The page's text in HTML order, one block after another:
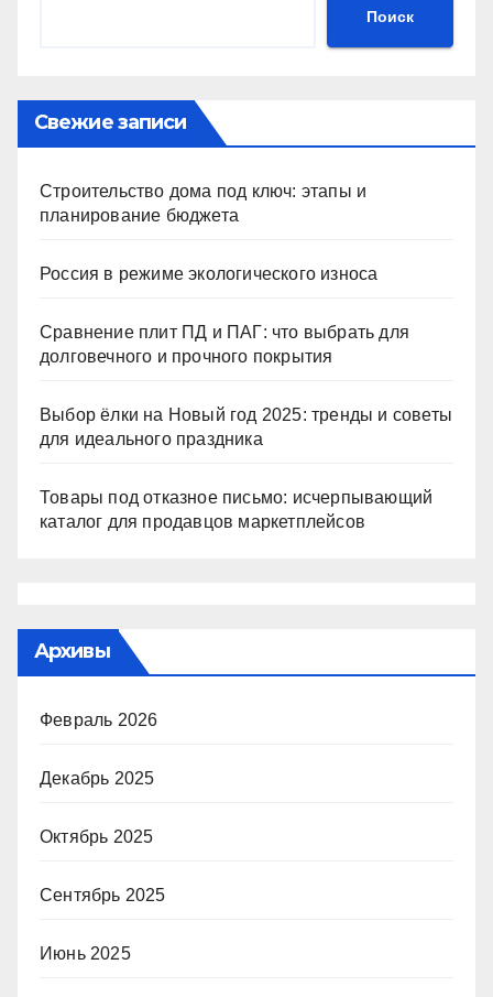
Поиск
Свежие записи
Строительство дома под ключ: этапы и
планирование бюджета
Россия в режиме экологического износа
Сравнение плит ПД и ПАГ: что выбрать для
долговечного и прочного покрытия
Выбор ёлки на Новый год 2025: тренды и советы
для идеального праздника
Товары под отказное письмо: исчерпывающий
каталог для продавцов маркетплейсов
Архивы
Февраль 2026
Декабрь 2025
Октябрь 2025
Сентябрь 2025
Июнь 2025